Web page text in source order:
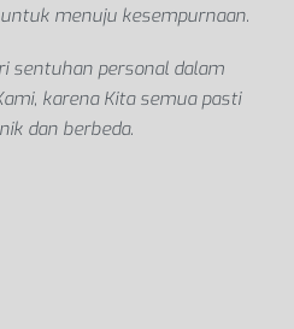
menuju kesempurnaan.
sentuhan personal dalam
karena Kita semua pasti
dan berbeda.